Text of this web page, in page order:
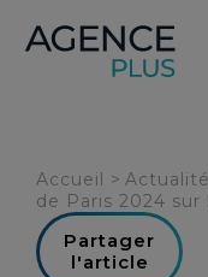
Accueil >
de Paris 2024
Partager
l'article